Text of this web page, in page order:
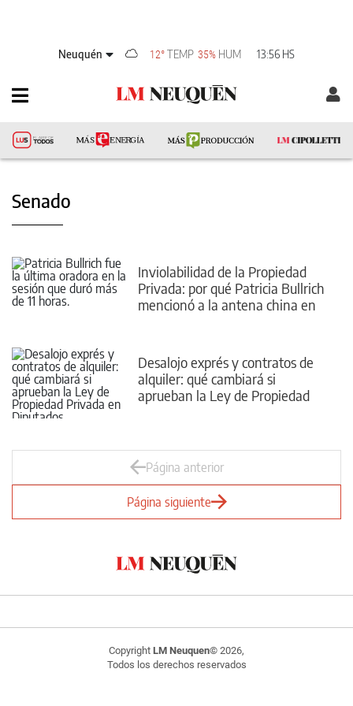
Neuquén 12°TEMP 35% HUM 13:56 HS
Senado
Inviolabilidad de la Propiedad
Privada: por qué Patricia Bullrich
mencionó a la antena china en
Desalojo exprés y contratos de
alquiler: qué cambiará si
aprueban la Ley de Propiedad
Página anterior
Página siguiente
Copyright LM Neuquen© 2026,
Todos los derechos reservados